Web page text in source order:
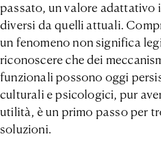
passato, un valore adattativo
diversi da quelli attuali.
un fenomeno non significa
riconoscere che dei
funzionali possono oggi
culturali e psicologici, pur
utilità, è un primo passo per
soluzioni.